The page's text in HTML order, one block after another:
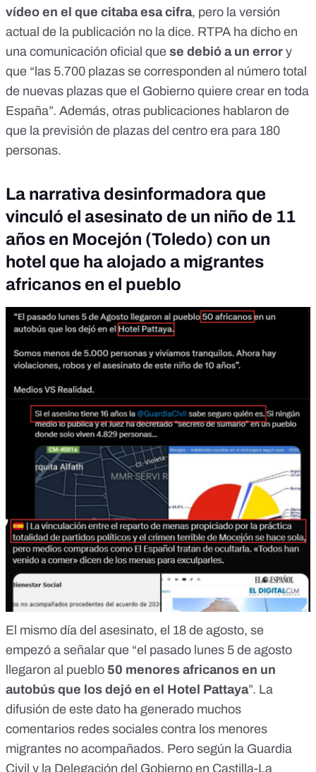
vídeo en el que citaba esa cifra, pero la versión
actual de la publicación no la dice. RTPA ha dicho en
una comunicación oficial que se debió a un error y
que “las 5.700 plazas se corresponden al número total
de nuevas plazas que el Gobierno quiere crear en toda
España”. Además, otras publicaciones hablaron de
que la previsión de plazas del centro era para 180
personas.
La narrativa desinformadora que
vinculó el asesinato de un niño de 11
años en Mocejón (Toledo) con un
hotel que ha alojado a migrantes
africanos en el pueblo
El mismo día del asesinato, el 18 de agosto, se
empezó a señalar que “el pasado lunes 5 de agosto
llegaron al pueblo 50 menores africanos en un
autobús que los dejó en el Hotel Pattaya”. La
difusión de este dato ha generado muchos
comentarios redes sociales contra los menores
migrantes no acompañados. Pero según la Guardia
Civil y la Delegación del Gobierno en Castilla-La